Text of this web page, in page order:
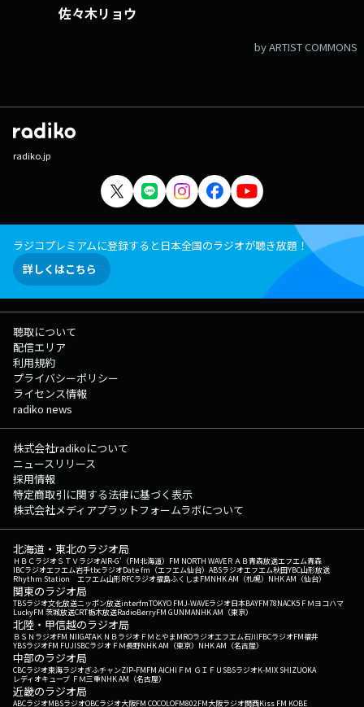
佐々木リョウ
by ARTIST COMMONS
radiko.jp
ラジコプレミアムに登録すると日本全国のラジオが聴き放題！
詳しくはこちら
聴取について
配信エリア
利用規約
プライバシーポリシー
ライセンス情報
radiko news
株式会社radikoについて
ニュースリリース
採用情報
特定商取引に関する法律に基づく表示
株式会社メディアプラットフォームラボについて
北海道・東北のラジオ局
ＨＢＣラジオＳＴＶラジオAIR-G'（FM北海道） FM NORTH WAVEＲＡＢ青森放送エフエム青森
IBCラジオエフエム岩手tbcラジオDate fm（エフエム仙台） ABSラジオエフエム秋田YBC山形放送
Rhythm Station エフエム山形RFCラジオ福島ふくしまFMNHK AM（札幌） NHK AM（仙台）
関東のラジオ局
TBSラジオ文化放送ニッポン放送interfmTOKYO FMJ-WAVEラジオ日本BAYFM78NACK5 ＦＭヨコハマ
LuckyFM 茨城放送CRT栃木放送RadioBerryFM GUNMANHK AM（東京）
北陸・甲信越のラジオ局
ＢＳＮラジオFM NIIGATAＫＮＢラジオ ＦＭとやまMROラジオエフエム石川FBCラジオFM福井
YBSラジオFM FUJISBCラジオ ＦＭ長野NHK AM（東京） NHK AM（名古屋）
中部のラジオ局
CBCラジオ東海ラジオぎふチャンZIP-FMFM AICHI ＦＭ ＧＩＦＵ SBSラジオK-MIX SHIZUOKA
レディオキューブ ＦＭ三重NHK AM（名古屋）
近畿のラジオ局
ABCラジオMBSラジオOBCラジオ大阪FM COCOLOFM802FM大阪ラジオ関西Kiss FM KOBE